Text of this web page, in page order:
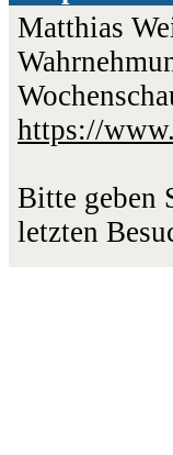
Matthias
https://
Bitte geben
letzten